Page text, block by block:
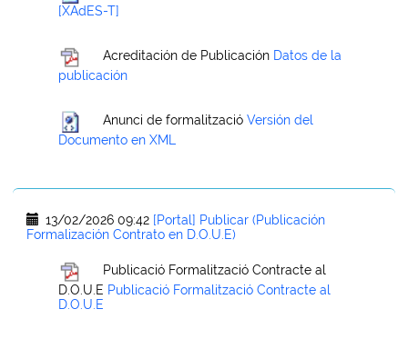
[XAdES-T]
Acreditación de Publicación Datos de la
publicación
Anunci de formalització Versión del
Documento en XML
13/02/2026 09:42 [Portal] Publicar (Publicación
Formalización Contrato en D.O.U.E)
Publicació Formalització Contracte al
D.O.U.E Publicació Formalització Contracte al
D.O.U.E